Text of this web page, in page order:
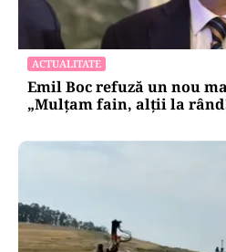
ACTUALITATE
Emil Boc refuză un nou
„Mulțam fain, alții la